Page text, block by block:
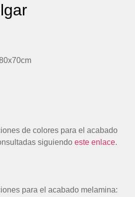
de colores para el acabado
siguiendo este enlace.
para el acabado melamina: